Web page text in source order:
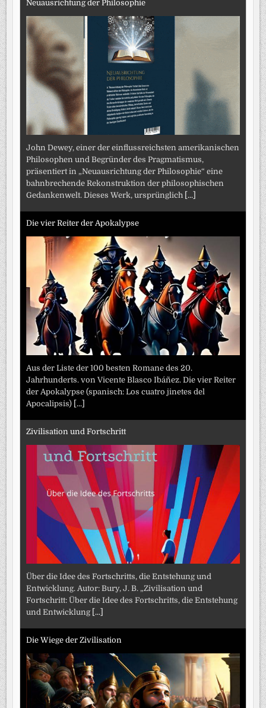
Neuausrichtung der Philosophie
John Dewey, einer der einflussreichsten amerikanischen
Philosophen und Begründer des Pragmatismus,
präsentiert in „Neuausrichtung der Philosophie“ eine
bahnbrechende Rekonstruktion der philosophischen
Gedankenwelt. Dieses Werk, ursprünglich [...]
Die vier Reiter der Apokalypse
Aus der Liste der 100 besten Romane des 20.
Jahrhunderts. von Vicente Blasco Ibáñez. Die vier Reiter
der Apokalypse (spanisch: Los cuatro jinetes del
Apocalipsis) [...]
Zivilisation und Fortschritt
Über die Idee des Fortschritts, die Entstehung und
Entwicklung. Autor: Bury, J. B. „Zivilisation und
Fortschritt: Über die Idee des Fortschritts, die Entstehung
und Entwicklung [...]
Die Wiege der Zivilisation